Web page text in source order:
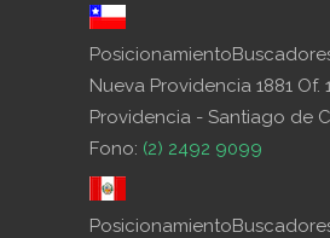
Nueva Providencia 1881 Of.
Providencia - Santiago de
Fono: (2) 2492 9099